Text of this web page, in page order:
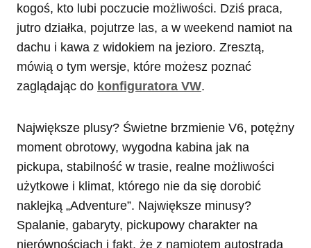
kogoś, kto lubi poczucie możliwości. Dziś praca,
jutro działka, pojutrze las, a w weekend namiot na
dachu i kawa z widokiem na jezioro. Zresztą,
mówią o tym wersje, które możesz poznać
zaglądając do konfiguratora VW.
Największe plusy? Świetne brzmienie V6, potężny
moment obrotowy, wygodna kabina jak na
pickupa, stabilność w trasie, realne możliwości
użytkowe i klimat, którego nie da się dorobić
naklejką „Adventure”. Największe minusy?
Spalanie, gabaryty, pickupowy charakter na
nierównościach i fakt, że z namiotem autostrada